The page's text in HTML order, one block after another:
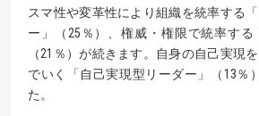
スマ性や変革性により組織を統率する
ー」（25％）、権威・権限で統率する
（21％）が続きます。自身の自己実現
でいく「自己実現型リーダー」（13％
た。